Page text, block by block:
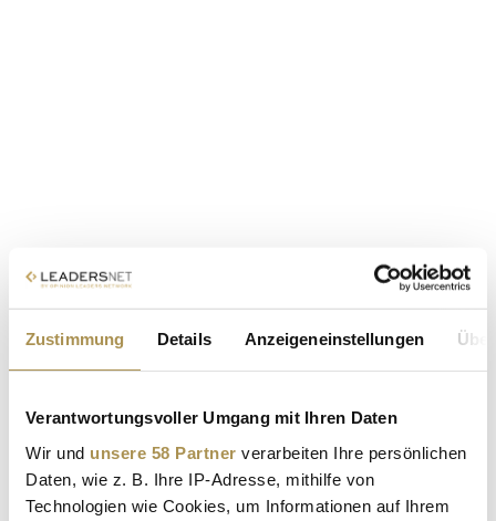
Zustimmung Details Anzeigeneinstellungen
Verantwortungsvoller Umgang mit Ihren Daten
Wir und unsere 58 Partner verarbeiten Ihre persönlichen
Daten, wie z. B. Ihre IP-Adresse, mithilfe von
Technologien wie Cookies, um Informationen auf Ihrem